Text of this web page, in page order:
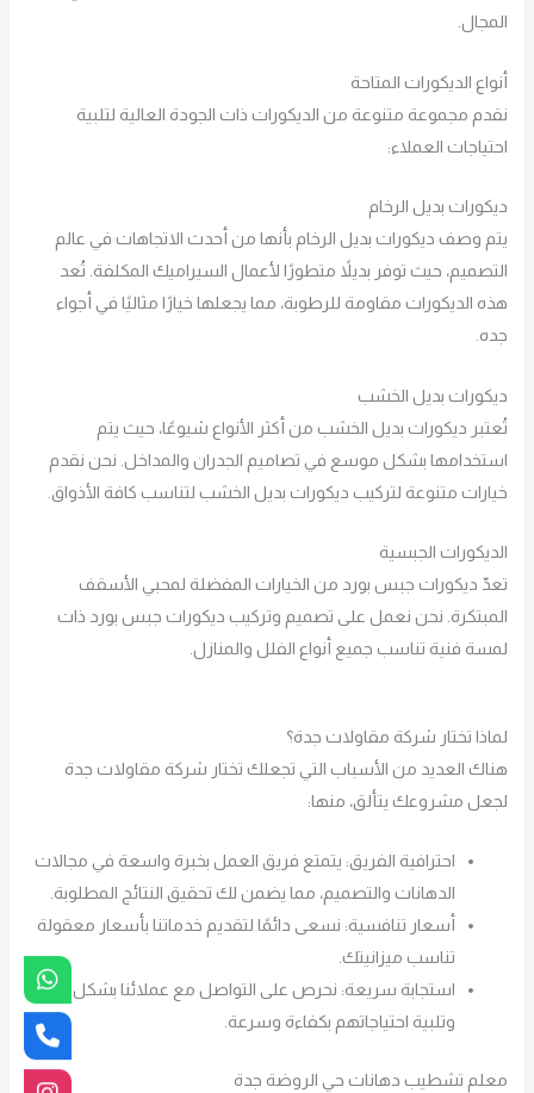
المجال.
أنواع الديكورات المتاحة
نقدم مجموعة متنوعة من الديكورات ذات الجودة العالية لتلبية
احتياجات العملاء:
ديكورات بديل الرخام
يتم وصف ديكورات بديل الرخام بأنها من أحدث الاتجاهات في عالم
التصميم، حيث توفر بديلاً متطورًا لأعمال السيراميك المكلفة. تُعد
هذه الديكورات مقاومة للرطوبة، مما يجعلها خيارًا مثاليًا في أجواء
جده.
ديكورات بديل الخشب
تُعتبر ديكورات بديل الخشب من أكثر الأنواع شيوعًا، حيث يتم
استخدامها بشكل موسع في تصاميم الجدران والمداخل. نحن نقدم
خيارات متنوعة لتركيب ديكورات بديل الخشب لتناسب كافة الأذواق.
الديكورات الجبسية
تعدّ ديكورات جبس بورد من الخيارات المفضلة لمحبي الأسقف
المبتكرة. نحن نعمل على تصميم وتركيب ديكورات جبس بورد ذات
لمسة فنية تناسب جميع أنواع الفلل والمنازل.
لماذا تختار شركة مقاولات جدة؟
هناك العديد من الأسباب التي تجعلك تختار شركة مقاولات جدة
لجعل مشروعك يتألق، منها:
احترافية الفريق: يتمتع فريق العمل بخبرة واسعة في مجالات
الدهانات والتصميم، مما يضمن لك تحقيق النتائج المطلوبة.
أسعار تنافسية: نسعى دائمًا لتقديم خدماتنا بأسعار معقولة
تناسب ميزانيتك.
استجابة سريعة: نحرص على التواصل مع عملائنا بشكل فوري
وتلبية احتياجاتهم بكفاءة وسرعة.
معلم تشطيب دهانات حي الروضة جدة